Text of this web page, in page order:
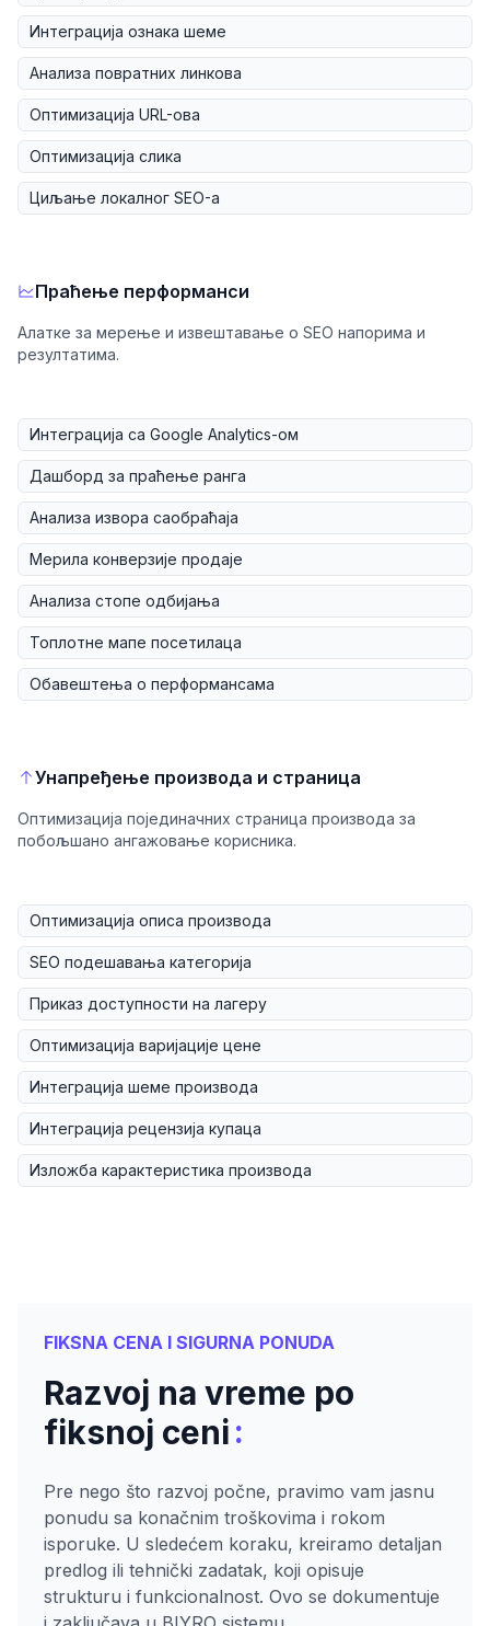
Интеграција ознака шеме
Анализа повратних линкова
Оптимизација URL-ова
Оптимизација слика
Циљање локалног SEO-а
Праћење перформанси
Алатке за мерење и извештавање о SEO напорима и
резултатима.
Интеграција са Google Analytics-ом
Дашборд за праћење ранга
Анализа извора саобраћаја
Мерила конверзије продаје
Анализа стопе одбијања
Топлотне мапе посетилаца
Обавештења о перформансама
Унапређење производа и страница
Оптимизација појединачних страница производа за
побољшано ангажовање корисника.
Оптимизација описа производа
SEO подешавања категорија
Приказ доступности на лагеру
Оптимизација варијације цене
Интеграција шеме производа
Интеграција рецензија купаца
Изложба карактеристика производа
FIKSNA CENA I SIGURNA PONUDA
Razvoj na vreme po
fiksnoj ceni:
Pre nego što razvoj počne, pravimo vam jasnu
ponudu sa konačnim troškovima i rokom
isporuke. U sledećem koraku, kreiramo detaljan
predlog ili tehnički zadatak, koji opisuje
strukturu i funkcionalnost. Ovo se dokumentuje